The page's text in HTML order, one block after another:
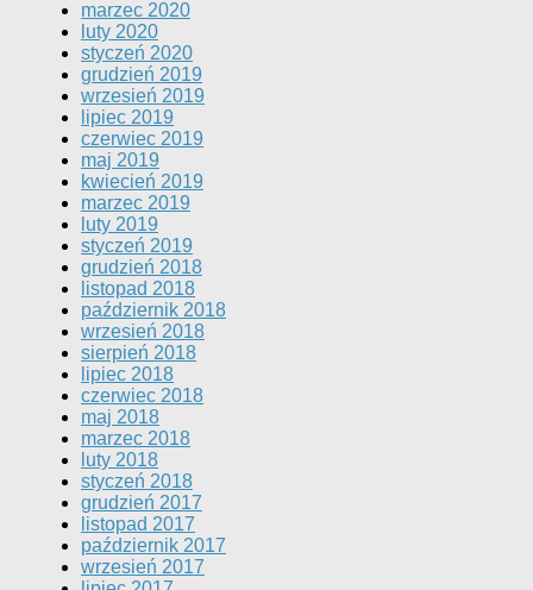
marzec 2020
luty 2020
styczeń 2020
grudzień 2019
wrzesień 2019
lipiec 2019
czerwiec 2019
maj 2019
kwiecień 2019
marzec 2019
luty 2019
styczeń 2019
grudzień 2018
listopad 2018
październik 2018
wrzesień 2018
sierpień 2018
lipiec 2018
czerwiec 2018
maj 2018
marzec 2018
luty 2018
styczeń 2018
grudzień 2017
listopad 2017
październik 2017
wrzesień 2017